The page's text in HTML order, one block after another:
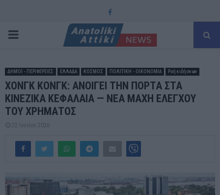
Facebook
PRIMARY
ΔΗΜΟΙ - ΠΕΡΙΦΕΡΕΙΕΣ ΕΛΛΑΔΑ ΚΟΣΜΟΣ ΠΟΛΙΤΙΚΗ - ΟΙΚΟΝΟΜΙΑ Ροή ειδήσεων
ΧΟΝΓΚ ΚΟΝΓΚ: ΑΝΟΙΓΕΙ ΤΗΝ ΠΟΡΤΑ ΣΤΑ
ΚΙΝΕΖΙΚΑ ΚΕΦΑΛΑΙΑ — ΝΕΑ ΜΑΧΗ ΕΛΕΓΧΟΥ
ΤΟΥ ΧΡΗΜΑΤΟΣ
22 Ιουνίου 2026